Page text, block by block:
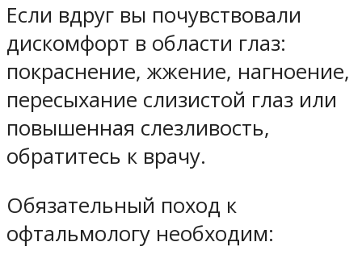
Если вдруг вы почувствовали
дискомфорт в области глаз:
покраснение, жжение, нагноение,
пересыхание слизистой глаз или
повышенная слезливость,
обратитесь к врачу.
Обязательный поход к
офтальмологу необходим: